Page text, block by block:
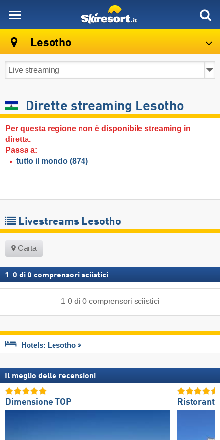
Lesotho
Dirette streaming Lesotho
Per questa regione non è disponibile streaming in
diretta.
Passa a:
tutto il mondo (874)
Livestreams Lesotho
Carta
1 -0 di 0 comprensori sciistici
1-0di 0 comprensori sciistici
Hotels: Lesotho
Il meglio delle recensioni
Dimensione TOP